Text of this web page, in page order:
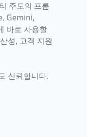
주도의 프롬
Gemini,
바로 사용할
성, 고객 지원
신뢰합니다.